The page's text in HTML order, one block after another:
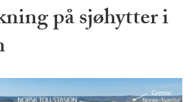
på sjøhytter i